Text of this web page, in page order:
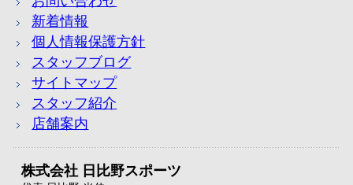
新着情報
個人情報保護方針
スタッフブログ
サイトマップ
スタッフ紹介
店舗案内
株式会社 日比野スポーツ